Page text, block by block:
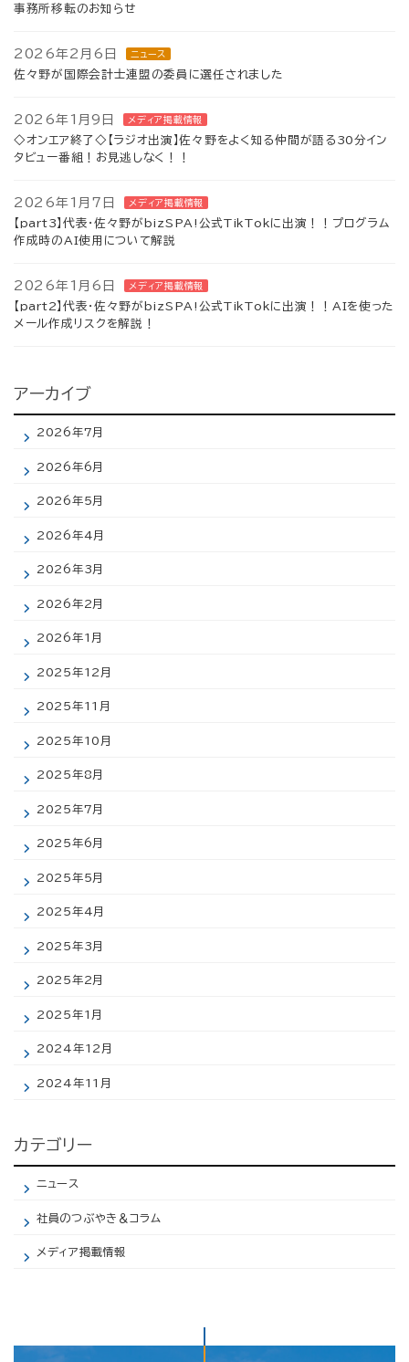
事務所移転のお知らせ
2026年2月6日 ニュース
佐々野が国際会計士連盟の委員に選任されました
2026年1月9日 メディア掲載情報
◇オンエア終了◇【ラジオ出演】佐々野をよく知る仲間が語る30分イン
タビュー番組！お見逃しなく！！
2026年1月7日 メディア掲載情報
【part3】代表・佐々野がbizSPA!公式TikTokに出演！！プログラム
作成時のAI使用について解説
2026年1月6日 メディア掲載情報
【part2】代表・佐々野がbizSPA!公式TikTokに出演！！AIを使った
メール作成リスクを解説！
アーカイブ
2026年7月
2026年6月
2026年5月
2026年4月
2026年3月
2026年2月
2026年1月
2025年12月
2025年11月
2025年10月
2025年8月
2025年7月
2025年6月
2025年5月
2025年4月
2025年3月
2025年2月
2025年1月
2024年12月
2024年11月
カテゴリー
ニュース
社員のつぶやき＆コラム
メディア掲載情報